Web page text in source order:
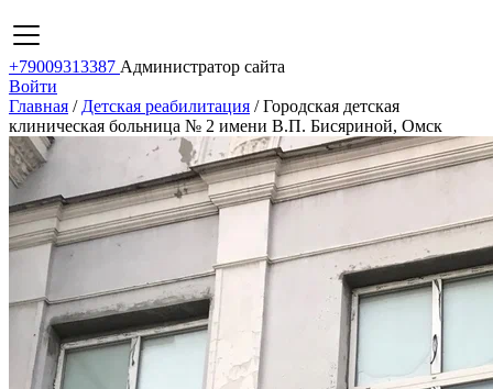
+79009313387 Администратор сайта
Войти
Главная / Детская реабилитация /Городская детская
клиническая больница № 2 имени В.П. Бисяриной, Омск